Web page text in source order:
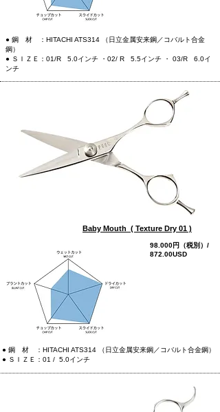
● 鋼 材 ：HITACHI ATS314 （日立金属安来鋼／コバルト合金
鋼）
● ＳＩＺＥ：01/R 5.0インチ ・02/ R 5.5インチ ・ 03/R 6.0イ
ンチ
Baby Mouth ( Texture Dry 01 )
98.000円（税別）/
872.00USD
● 鋼 材 ：HITACHI ATS314 （日立金属安来鋼／コバルト合金鋼）
● ＳＩＺＥ：01 / 5.0インチ